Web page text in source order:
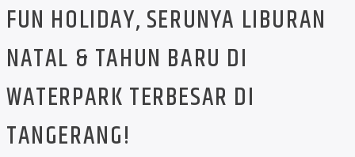
FUN HOLIDAY, SERUNYA LIBURAN
NATAL & TAHUN BARU DI
WATERPARK TERBESAR DI
TANGERANG!